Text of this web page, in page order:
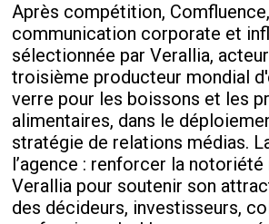
Après compétition,
communication corporate et
sélectionnée par Verallia,
troisième producteur mondial
verre pour les boissons et les
alimentaires, dans le
stratégie de relations médias.
l’agence : renforcer la
Verallia pour soutenir son
des décideurs, investisseurs,